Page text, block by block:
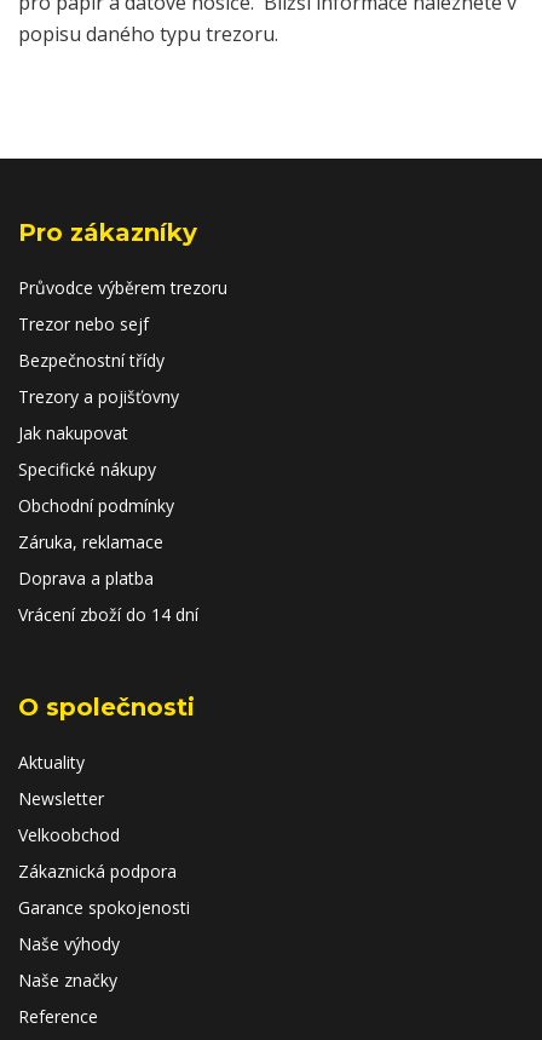
popisu daného typu trezoru.
Pro zákazníky
Průvodce výběrem trezoru
Trezor nebo sejf
Bezpečnostní třídy
Trezory a pojišťovny
Jak nakupovat
Specifické nákupy
Obchodní podmínky
Záruka, reklamace
Doprava a platba
Vrácení zboží do 14 dní
O společnosti
Aktuality
Newsletter
Velkoobchod
Zákaznická podpora
Garance spokojenosti
Naše výhody
Naše značky
Reference